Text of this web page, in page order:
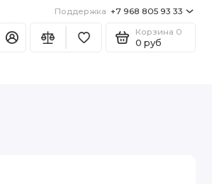
Поддержка +7 968 805 93 33
Корзина 0
0 руб